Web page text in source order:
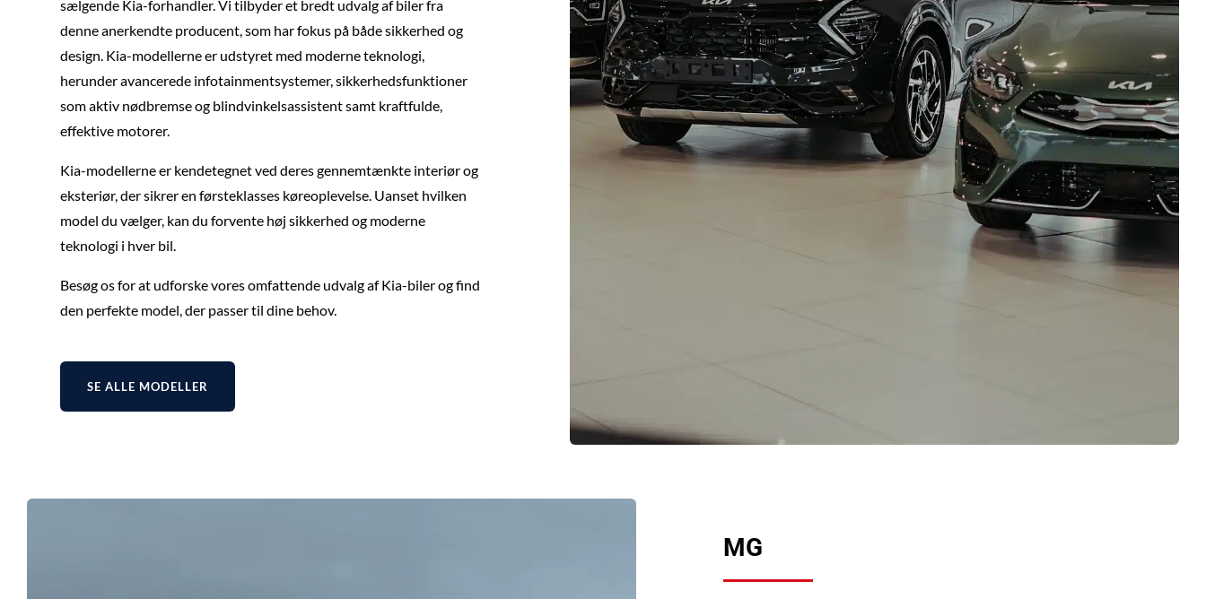
sælgende Kia-forhandler. Vi tilbyder et bredt udvalg af biler fra
denne anerkendte producent, som har fokus på både sikkerhed og
design. Kia-modellerne er udstyret med moderne teknologi,
herunder avancerede infotainmentsystemer, sikkerhedsfunktioner
som aktiv nødbremse og blindvinkelsassistent samt kraftfulde,
effektive motorer.
Kia-modellerne er kendetegnet ved deres gennemtænkte interiør og
eksteriør, der sikrer en førsteklasses køreoplevelse. Uanset hvilken
model du vælger, kan du forvente høj sikkerhed og moderne
teknologi i hver bil.
Besøg os for at udforske vores omfattende udvalg af Kia-biler og find
den perfekte model, der passer til dine behov.
SE ALLE MODELLER
MG